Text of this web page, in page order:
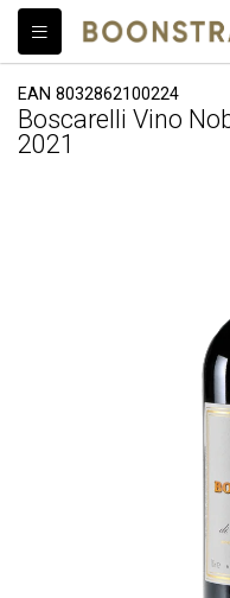
EAN 8032862100224
Boscarelli Vino
2021